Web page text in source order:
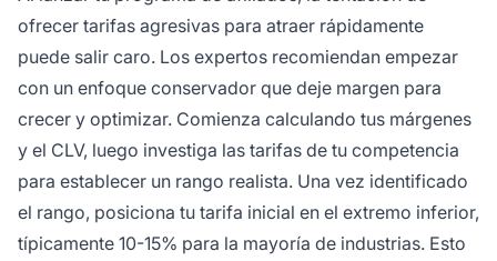
ofrecer tarifas agresivas para atraer rápidamente
puede salir caro. Los expertos recomiendan empezar
con un enfoque conservador que deje margen para
crecer y optimizar. Comienza calculando tus márgenes
y el CLV, luego investiga las tarifas de tu competencia
para establecer un rango realista. Una vez identificado
el rango, posiciona tu tarifa inicial en el extremo inferior,
típicamente 10-15% para la mayoría de industrias. Esto